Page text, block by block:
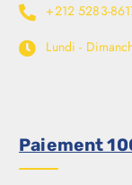
+212 5283-
Lundi -
Paiement